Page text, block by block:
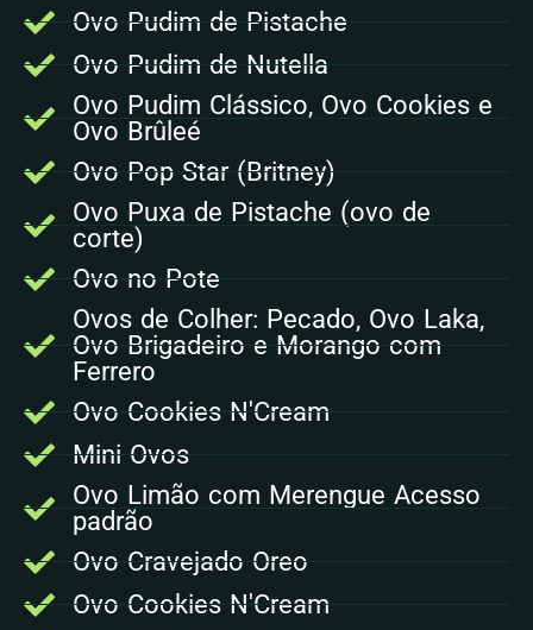
Ovo Pudim de Pistache
Ovo Pudim de Nutella
Ovo Pudim Clássico, Ovo Cookies e
Ovo Brûleé
Ovo Pop Star (Britney)
Ovo Puxa de Pistache (ovo de
corte)
Ovo no Pote
Ovos de Colher: Pecado, Ovo Laka,
Ovo Brigadeiro e Morango com
Ferrero
Ovo Cookies N'Cream
Mini Ovos
Ovo Limão com Merengue Acesso
padrão
Ovo Cravejado Oreo
Ovo Cookies N'Cream